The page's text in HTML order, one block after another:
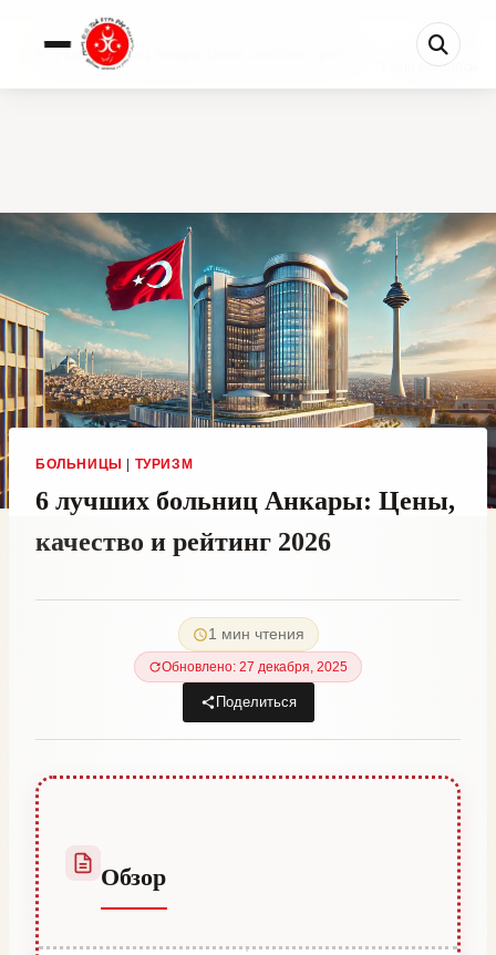
6 лучших больниц Анкары: Цены, качество и рейти...
0%
1 мин осталось
БОЛЬНИЦЫ | ТУРИЗМ
6 лучших больниц Анкары: Цены,
качество и рейтинг 2026
1 мин чтения
Обновлено: 27 декабря, 2025
Поделиться
Обзор